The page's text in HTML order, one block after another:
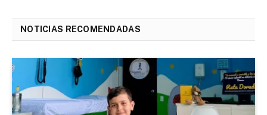
NOTICIAS RECOMENDADAS